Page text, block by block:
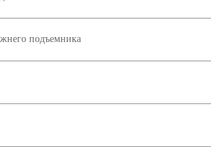
подъемника